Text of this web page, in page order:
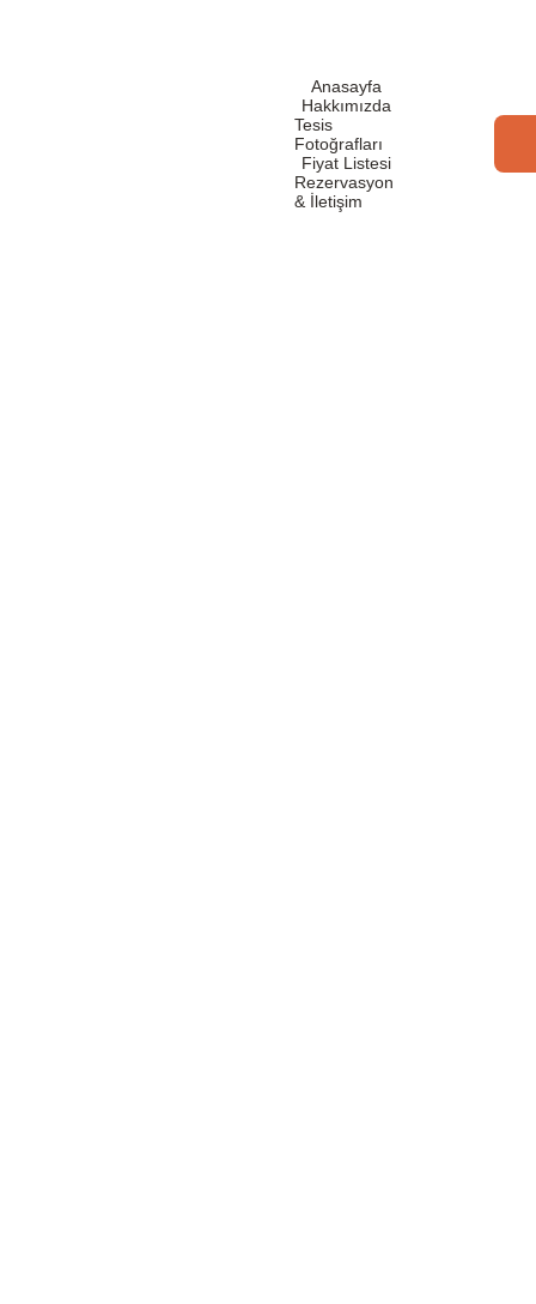
Anasayfa
Hakkımızda
Tesis
Fotoğrafları
Fiyat Listesi
Rezervasyon
& İletişim